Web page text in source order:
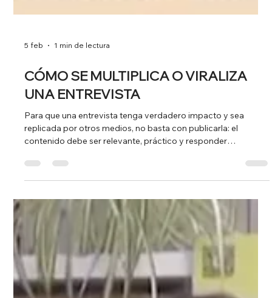
5 feb 1 min de lectura
CÓMO SE MULTIPLICA O VIRALIZA
UNA ENTREVISTA
Para que una entrevista tenga verdadero impacto y sea
replicada por otros medios, no basta con publicarla: el
contenido debe ser relevante, práctico y responder
preguntas que la audiencia ya se está haciendo. Cuanto más
útil e inspirador sea el material, más fácil será que se
comparta, se comente y gane autoridad en buscadores. Un
ejemplo claro es la entrevista de Pedro Escudero , cuyo
mensaje sobre inversión inteligente , educación financiera y